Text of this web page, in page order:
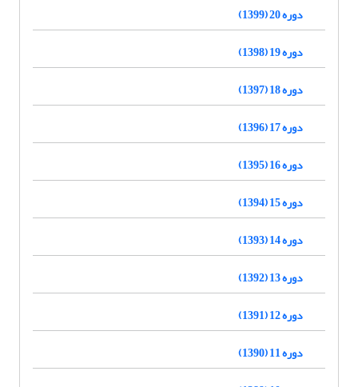
دوره 20 (1399)
دوره 19 (1398)
دوره 18 (1397)
دوره 17 (1396)
دوره 16 (1395)
دوره 15 (1394)
دوره 14 (1393)
دوره 13 (1392)
دوره 12 (1391)
دوره 11 (1390)